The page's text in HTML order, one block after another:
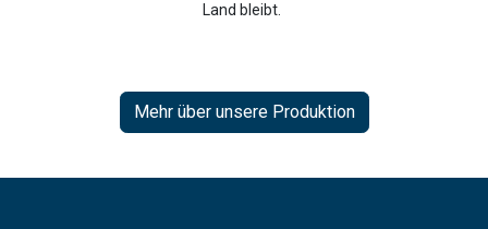
Land bleibt.
Mehr über unsere Produktion